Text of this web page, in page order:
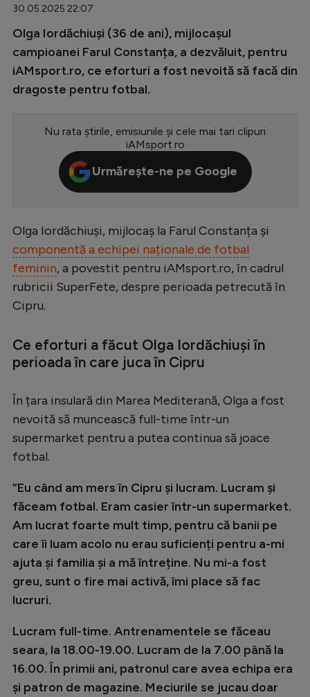
Champions League
Conference League
CM 2026
Premier League
Serie A
Bundesliga
Ligue 1
Starurile fotbalului
EURO 2024
Stranieri
Clasamente
Tenis
Handbal
Natație
Formula 1
Auto
Rugby
Ciclism
30.05.2025 22:07
Olga Iordăchiuși (36 de ani), mijlocașul
campioanei Farul Constanța, a dezvăluit, pentru
iAMsport.ro, ce eforturi a fost nevoită să facă din
dragoste pentru fotbal.
Nu rata știrile, emisiunile și cele mai tari clipuri
iAMsport.ro
Urmărește-ne pe Google
Olga Iordăchiuși, mijlocaș la Farul Constanța și
componentă a echipei naționale de fotbal
feminin, a povestit pentru iAMsport.ro, în cadrul
rubricii SuperFete, despre perioada petrecută în
Cipru.
Ce eforturi a făcut Olga Iordăchiuși în
perioada în care juca în Cipru
În țara insulară din Marea Mediterană, Olga a fost
nevoită să muncească full-time într-un
supermarket pentru a putea continua să joace
fotbal.
”Eu când am mers în Cipru și lucram. Lucram și
făceam fotbal. Eram casier într-un supermarket.
Am lucrat foarte mult timp, pentru că banii pe
care îi luam acolo nu erau suficienți pentru a-mi
ajuta și familia și a mă întreține. Nu mi-a fost
greu, sunt o fire mai activă, îmi place să fac
lucruri.
Lucram full-time. Antrenamentele se făceau
seara, la 18.00-19.00. Lucram de la 7.00 până la
16.00. În primii ani, patronul care avea echipa era
și patron de magazine. Meciurile se jucau doar